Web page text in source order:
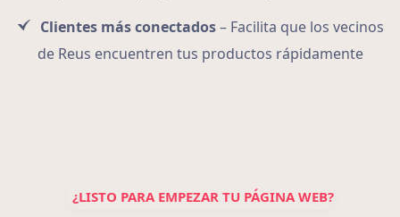
Clientes más conectados– Facilita que los vecinos
de Reus encuentren tus productos rápidamente
¿LISTO PARA EMPEZAR TU PÁGINA WEB?